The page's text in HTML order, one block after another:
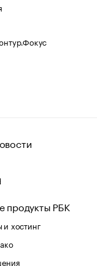
продукты РБК
хостинг